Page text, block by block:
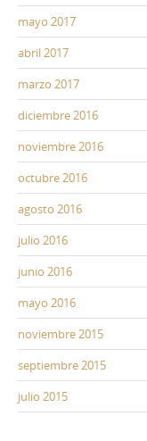
mayo 2017
abril 2017
marzo 2017
diciembre 2016
noviembre 2016
octubre 2016
agosto 2016
julio 2016
junio 2016
mayo 2016
noviembre 2015
septiembre 2015
julio 2015